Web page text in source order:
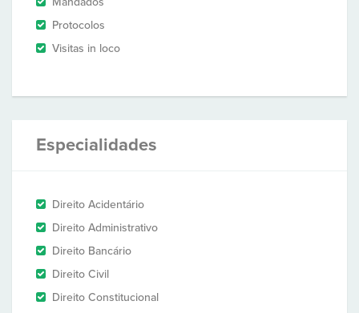
Protocolos
Visitas in loco
Especialidades
Direito Acidentário
Direito Administrativo
Direito Bancário
Direito Civil
Direito Constitucional